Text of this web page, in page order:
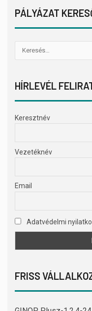
PÁLYÁZAT
HÍRLEVÉL
Keresztnév
Vezetéknév
Email
Adatvédelmi
FRISS